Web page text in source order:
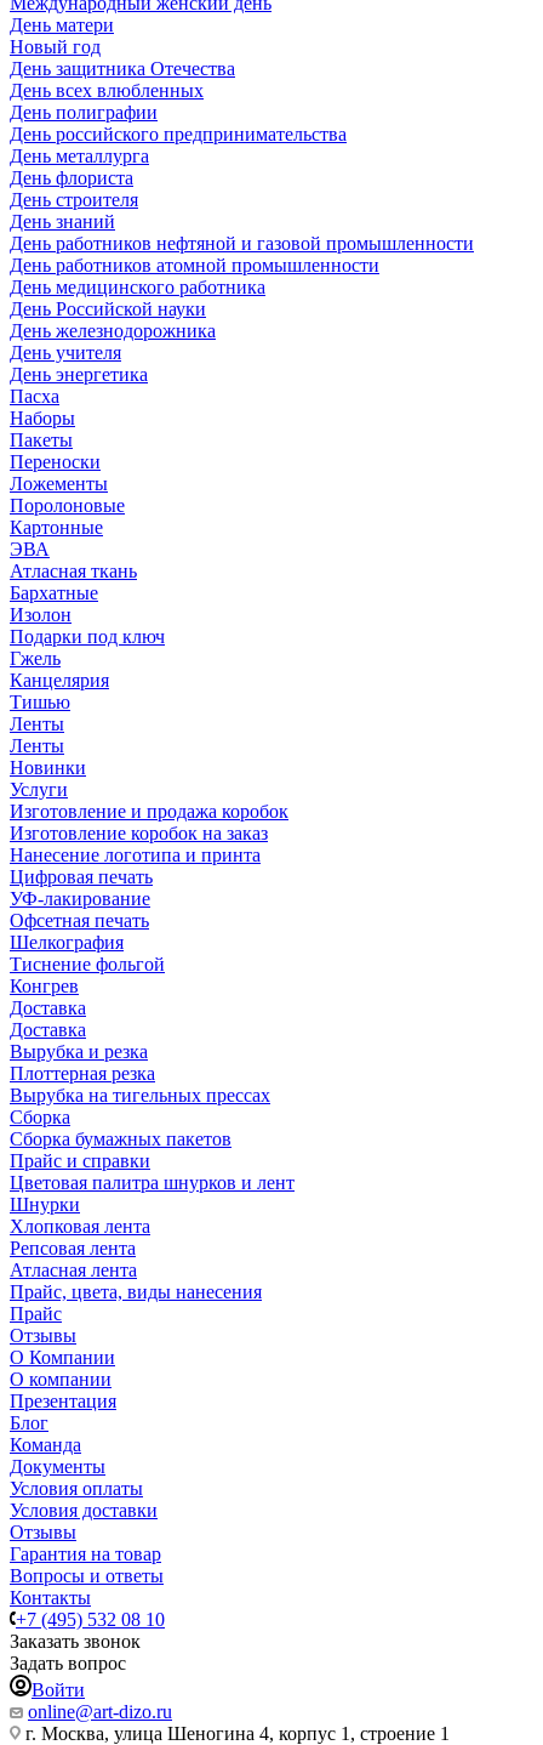
День матери
Новый год
День защитника Отечества
День всех влюбленных
День полиграфии
День российского предпринимательства
День металлурга
День флориста
День строителя
День знаний
День работников нефтяной и газовой промышленности
День работников атомной промышленности
День медицинского работника
День Российской науки
День железнодорожника
День учителя
День энергетика
Пасха
Наборы
Пакеты
Переноски
Ложементы
Поролоновые
Картонные
ЭВА
Атласная ткань
Бархатные
Изолон
Подарки под ключ
Гжель
Канцелярия
Тишью
Ленты
Ленты
Новинки
Услуги
Изготовление и продажа коробок
Изготовление коробок на заказ
Нанесение логотипа и принта
Цифровая печать
УФ-лакирование
Офсетная печать
Шелкография
Тиснение фольгой
Конгрев
Доставка
Доставка
Вырубка и резка
Плоттерная резка
Вырубка на тигельных прессах
Сборка
Сборка бумажных пакетов
Прайс и справки
Цветовая палитра шнурков и лент
Шнурки
Хлопковая лента
Репсовая лента
Атласная лента
Прайс, цвета, виды нанесения
Прайс
Отзывы
О Компании
О компании
Презентация
Блог
Команда
Документы
Условия оплаты
Условия доставки
Отзывы
Гарантия на товар
Вопросы и ответы
Контакты
+7 (495) 532 08 10
Заказать звонок
Задать вопрос
Войти
online@art-dizo.ru
г. Москва, улица Шеногина 4, корпус 1, строение 1